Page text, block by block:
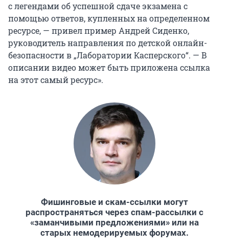
с легендами об успешной сдаче экзамена с
помощью ответов, купленных на определенном
ресурсе, — привел пример Андрей Сиденко,
руководитель направления по детской онлайн-
безопасности в „Лаборатории Касперского“. — В
описании видео может быть приложена ссылка
на этот самый ресурс».
Фишинговые и скам-ссылки могут
распространяться через спам-рассылки с
«заманчивыми предложениями» или на
старых немодерируемых форумах.